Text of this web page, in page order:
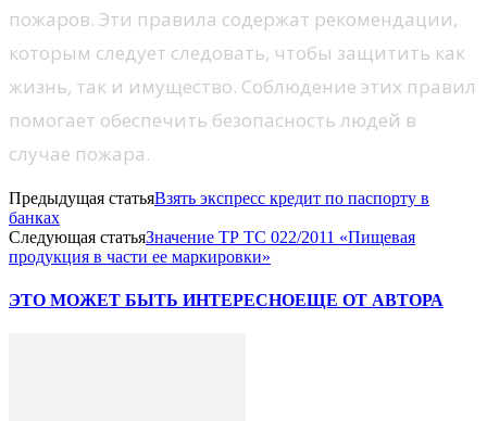
пожаров. Эти правила содержат рекомендации,
которым следует следовать, чтобы защитить как
жизнь, так и имущество. Соблюдение этих правил
помогает обеспечить безопасность людей в
случае пожара.
Предыдущая статьяВзять экспресс кредит по паспорту в
банках
Следующая статьяЗначение ТР ТС 022/2011 «Пищевая
продукция в части ее маркировки»
ЭТО МОЖЕТ БЫТЬ ИНТЕРЕСНОЕЩЕ ОТ АВТОРА